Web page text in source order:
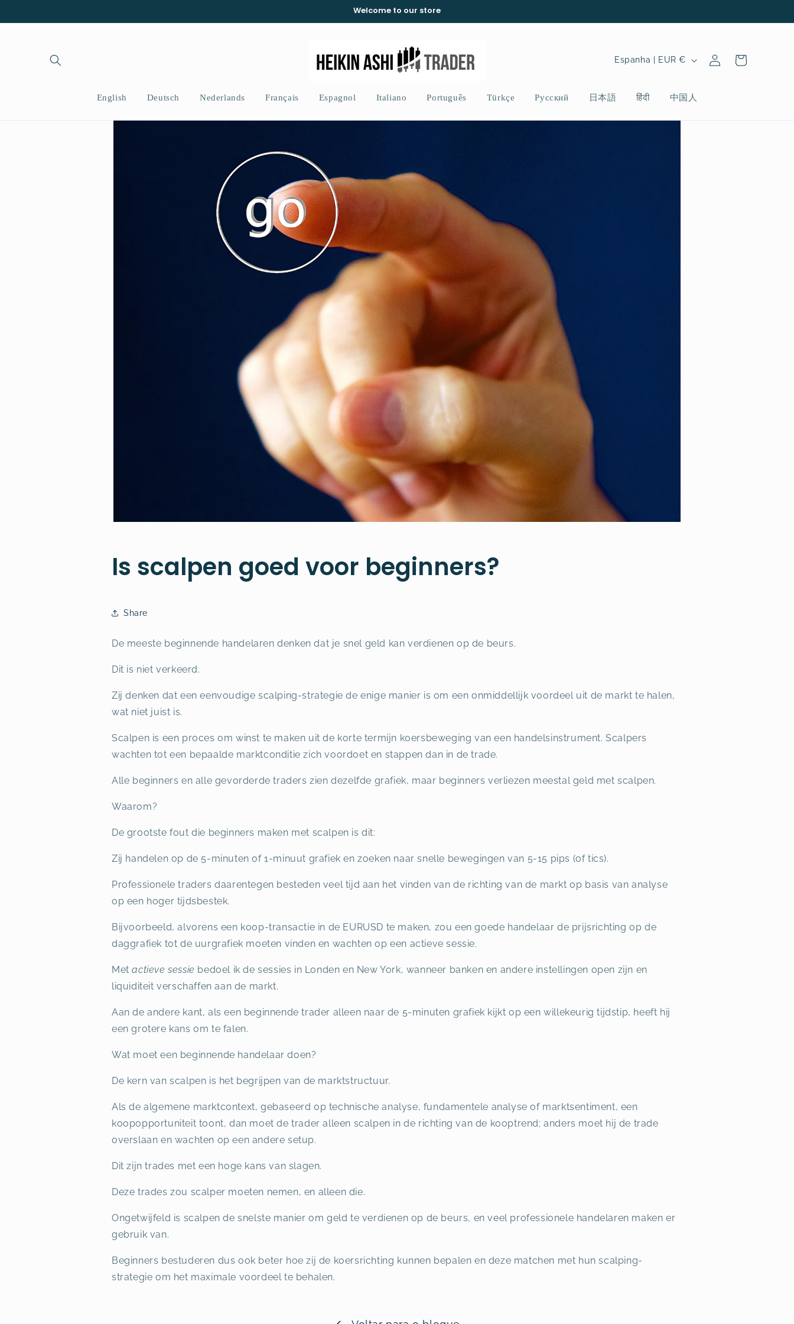
conteúdo
Welcome to our store
English Deutsch Nederlands Français Espagnol Italiano Português Türkçe Русский 日本語 हिंदी 中国人
P
í
Espanha | EUR €
sessão
Carrinho
Is scalpen goed voor beginners?
Share
De meeste beginnende handelaren denken dat je snel geld kan verdienen op de beurs.
Dit is niet verkeerd.
Zij denken dat een eenvoudige scalping-strategie de enige manier is om een onmiddellijk voordeel uit de markt te halen,
wat niet juist is.
Scalpen is een proces om winst te maken uit de korte termijn koersbeweging van een handelsinstrument. Scalpers
wachten tot een bepaalde marktconditie zich voordoet en stappen dan in de trade.
Alle beginners en alle gevorderde traders zien dezelfde grafiek, maar beginners verliezen meestal geld met scalpen.
Waarom?
De grootste fout die beginners maken met scalpen is dit:
Zij handelen op de 5-minuten of 1-minuut grafiek en zoeken naar snelle bewegingen van 5-15 pips (of tics).
Professionele traders daarentegen besteden veel tijd aan het vinden van de richting van de markt op basis van analyse
op een hoger tijdsbestek.
Bijvoorbeeld, alvorens een koop-transactie in de EURUSD te maken, zou een goede handelaar de prijsrichting op de
daggrafiek tot de uurgrafiek moeten vinden en wachten op een actieve sessie.
Metactieve sessie bedoel ik de sessies in Londen en New York, wanneer banken en andere instellingen open zijn en
liquiditeit verschaffen aan de markt.
Aan de andere kant, als een beginnende trader alleen naar de 5-minuten grafiek kijkt op een willekeurig tijdstip, heeft hij
een grotere kans om te falen.
Wat moet een beginnende handelaar doen?
De kern van scalpen is het begrijpen van de marktstructuur.
Als de algemene marktcontext, gebaseerd op technische analyse, fundamentele analyse of marktsentiment, een
koopopportuniteit toont, dan moet de trader alleen scalpen in de richting van de kooptrend; anders moet hij de trade
overslaan en wachten op een andere setup.
Dit zijn trades met een hoge kans van slagen.
Deze trades zou scalper moeten nemen, en alleen die.
Ongetwijfeld is scalpen de snelste manier om geld te verdienen op de beurs, en veel professionele handelaren maken er
gebruik van.
Beginners bestuderen dus ook beter hoe zij de koersrichting kunnen bepalen en deze matchen met hun scalping-
strategie om het maximale voordeel te behalen.